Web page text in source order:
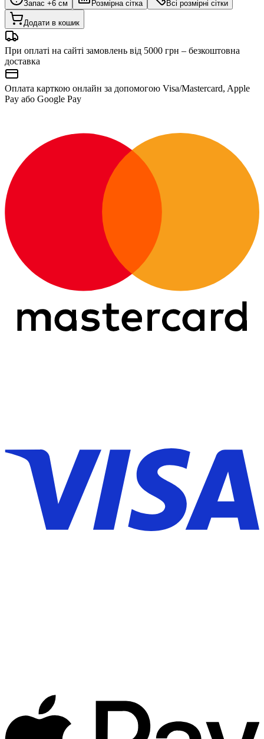
Запас +6 см Розмірна сітка Всі розмірні сітки
Додати в кошик
При оплаті на сайті замовлень від 5000 грн – безкоштовна
доставка
Оплата карткою онлайн за допомогою Visa/Mastercard, Apple
Pay або Google Pay